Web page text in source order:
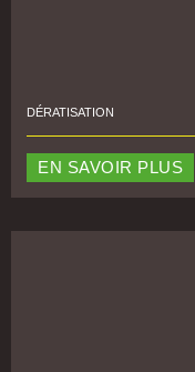
DÉRATISATION
EN SAVOIR PLUS